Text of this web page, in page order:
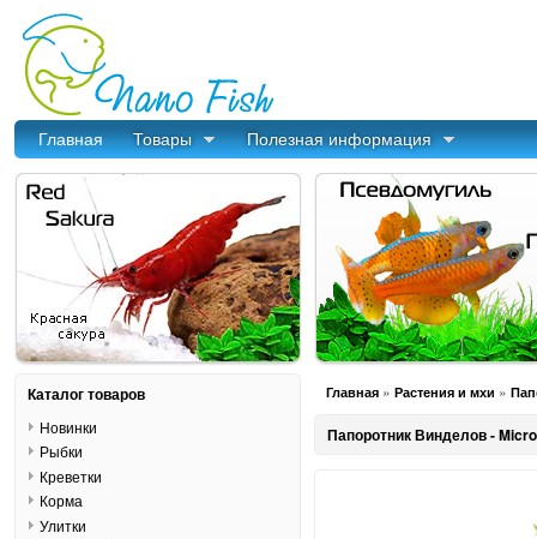
Главная Товары Полезная информация
Главная » Растения и мхи »
Папоротник Винделов -
Каталог товаров
Новинки
Рыбки
Креветки
Корма
Улитки